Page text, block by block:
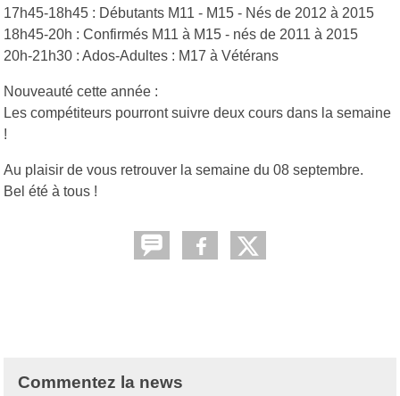
17h45-18h45 : Débutants M11 - M15 - Nés de 2012 à 2015
18h45-20h : Confirmés M11 à M15 - nés de 2011 à 2015
20h-21h30 : Ados-Adultes : M17 à Vétérans
Nouveauté cette année :
Les compétiteurs pourront suivre deux cours dans la semaine
!
Au plaisir de vous retrouver la semaine du 08 septembre.
Bel été à tous !
Commentez la news